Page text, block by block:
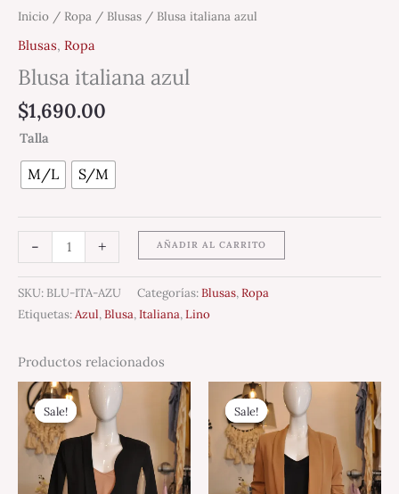
Inicio / Ropa / Blusas / Blusa italiana azul
Blusas, Ropa
Blusa italiana azul
$1,690.00
Talla
M/L S/M
- + AÑADIR AL CARRITO
SKU: BLU-ITA-AZU Categorías:Blusas,Ropa
Etiquetas:Azul,Blusa,Italiana,Lino
Productos relacionados
Sale!
Sale!
Original
price
was:
$1,500.00.
Current
$500.00.
Sale!
Sale!
Original
price
was:
$1,450.00.
Current
$899.00.